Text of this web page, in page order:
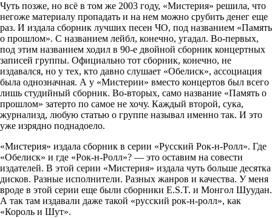
Чуть позже, но всё в том же 2003 году, «Мистерия» решила, что
негоже материалу пропадать и на нем можно срубить денег еще
раз. И издала сборник лучших песен ЧО, под названием «Память
о прошлом». С названием лейбл, конечно, угадал. Во-первых,
под этим названием ходил в 90-е двойной сборник концертных
записей группы. Официально тот сборник, конечно, не
издавался, но у тех, кто давно слушает «Обелиск», ассоциация
была однозначная. А у «Мистерии» вместо концертов был всего
лишь студийный сборник. Во-вторых, само название «Память о
прошлом» затерто по самое не хочу. Каждый второй, сука,
журнализд, любую статью о группе называл именно так. И это
уже изрядно поднадоело.
«Мистерия» издала сборник в серии «Русский Рок-н-Ролл». Где
«Обелиск» и где «Рок-н-Ролл»? — это оставим на совести
издателей. В этой серии «Мистерия» издала чуть больше десятка
дисков. Разные исполнители. Разных жанров и качества. У меня
вроде в этой серии еще были сборники E.S.T. и Монгол Шуудан.
А так там издавали даже такой «русский рок-н-ролл», как
«Король и Шут».